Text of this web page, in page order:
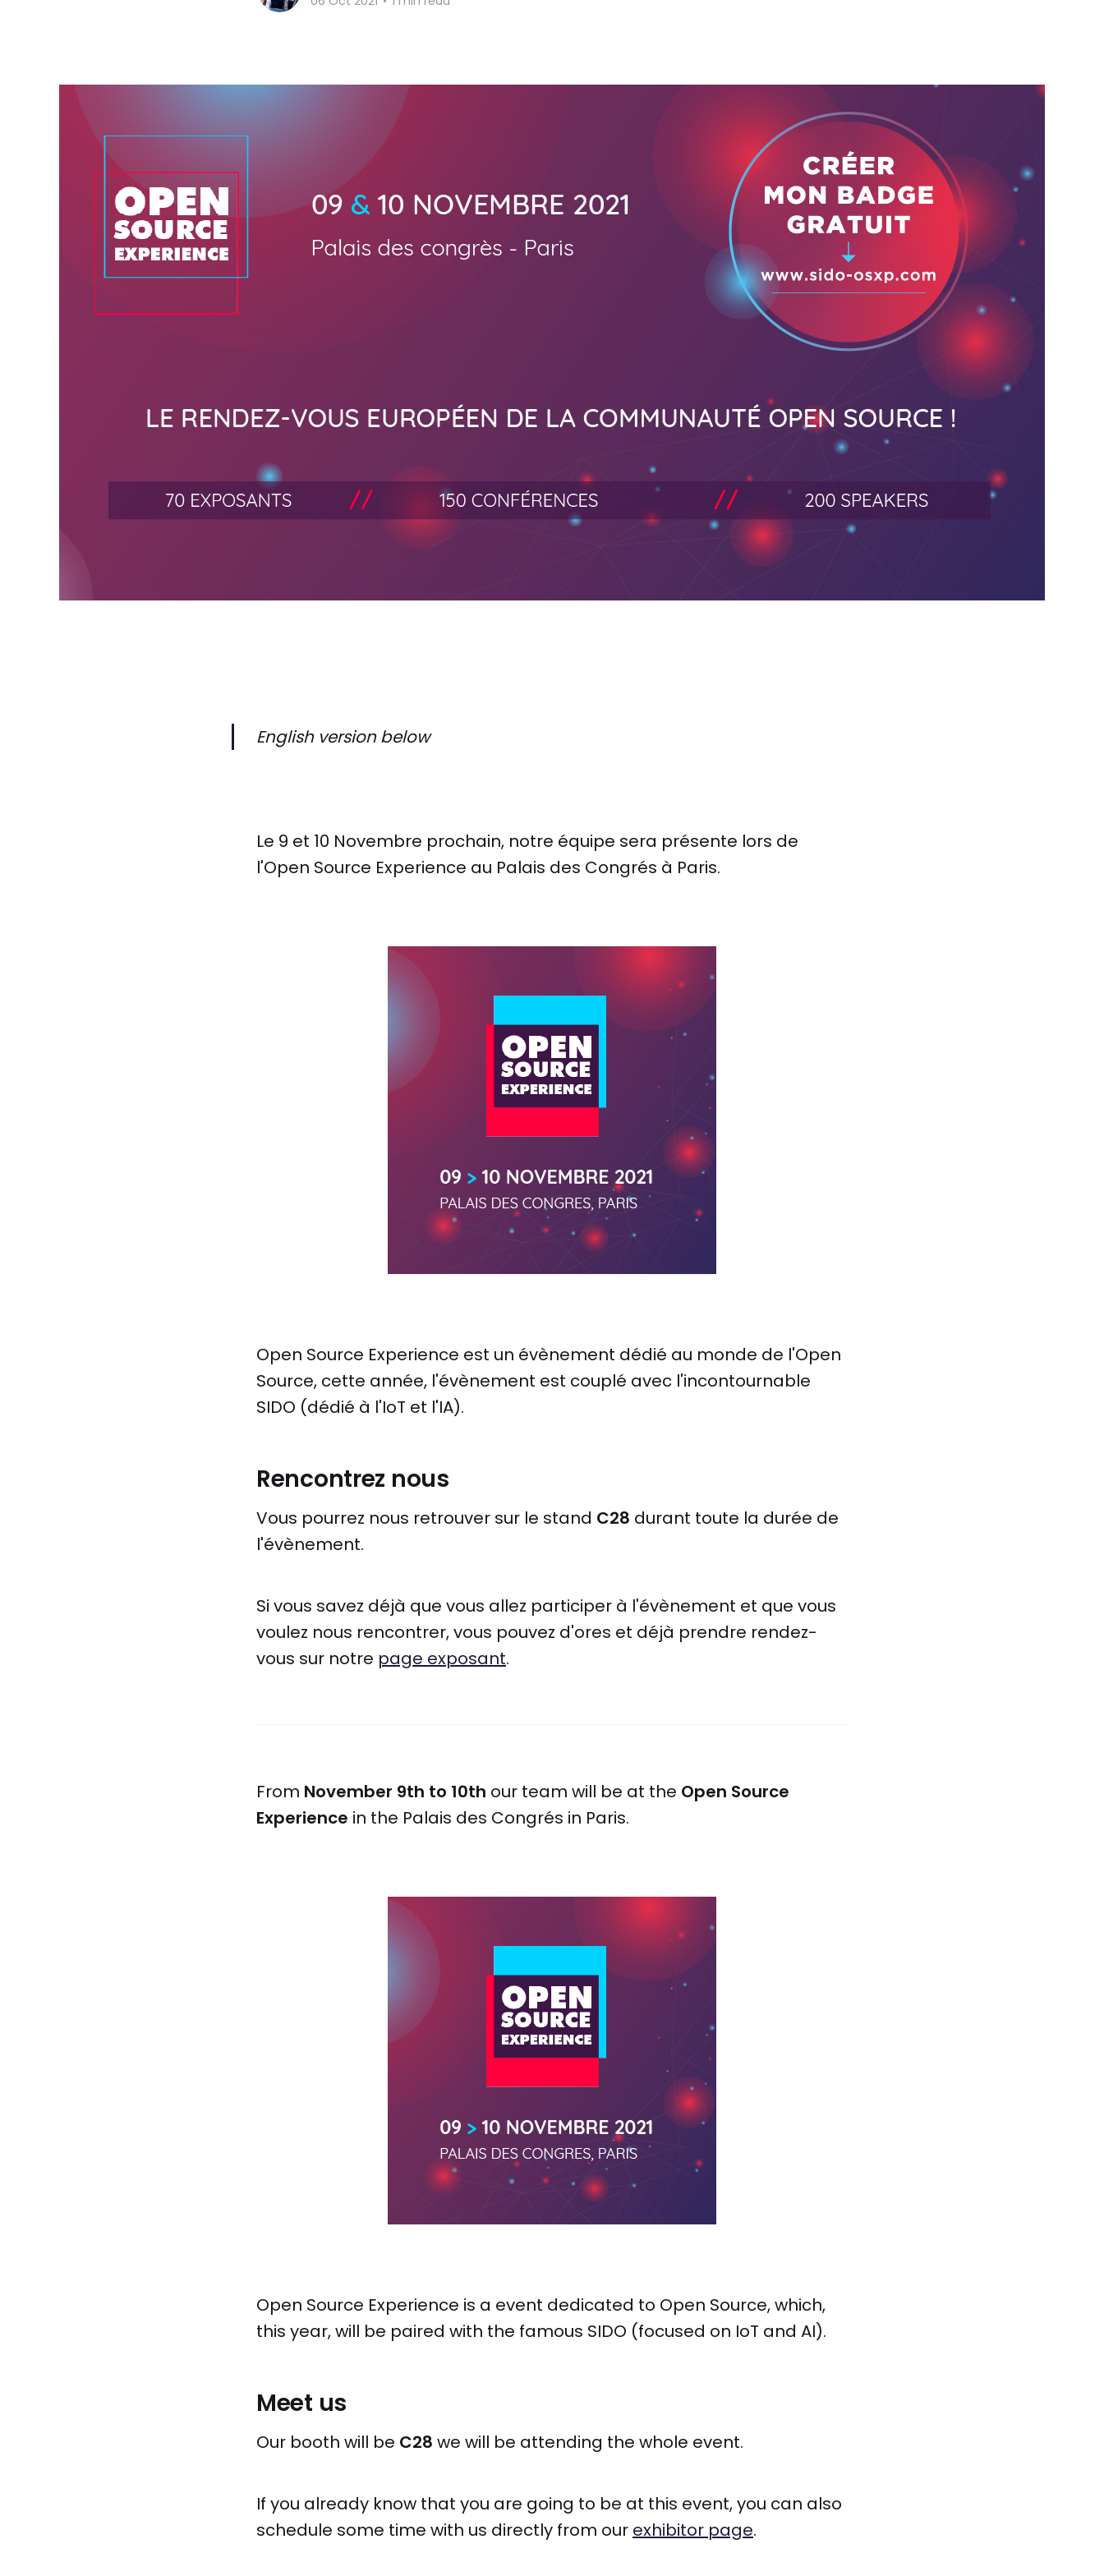
English version below
Le 9 et 10 Novembre prochain, notre équipe sera présente lors de
l'Open Source Experience au Palais des Congrés à Paris.
Open Source Experience est un évènement dédié au monde de l'Open
Source, cette année, l'évènement est couplé avec l'incontournable
SIDO (dédié à l'IoT et l'IA).
Rencontrez nous
Vous pourrez nous retrouver sur le stand C28 durant toute la durée de
l'évènement.
Si vous savez déjà que vous allez participer à l'évènement et que vous
voulez nous rencontrer, vous pouvez d'ores et déjà prendre rendez-
vous sur notre page exposant.
From November 9th to 10th our team will be at the Open Source
Experience in the Palais des Congrés in Paris.
Open Source Experience is a event dedicated to Open Source, which,
this year, will be paired with the famous SIDO (focused on IoT and AI).
Meet us
Our booth will be C28 we will be attending the whole event.
If you already know that you are going to be at this event, you can also
schedule some time with us directly from our exhibitor page.